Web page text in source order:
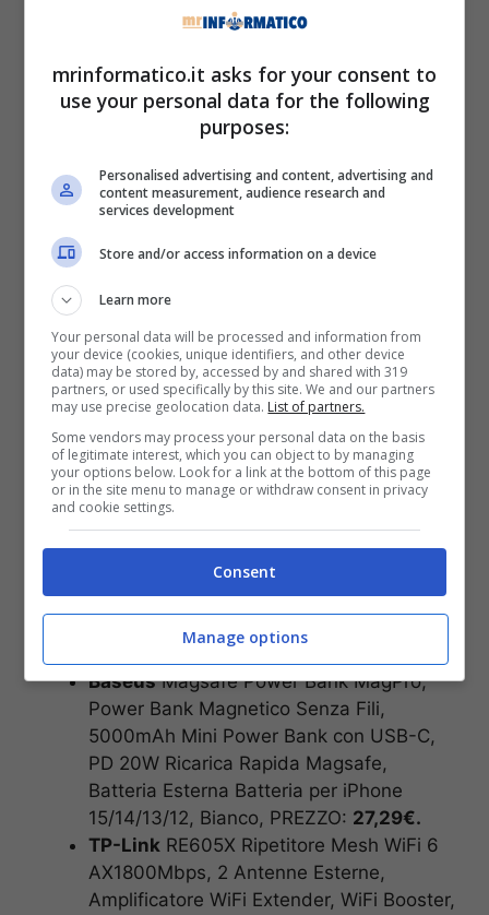
Cifre quelle di Amazon chetoccano il minimo
storico, quindi se avete anche in mente di fare
regalo o pensierino, vale la pena dare
Altri prodotti scontati
Amazon non presenta
smartphonedi ultima generazione, ma tanti
prodotti che il sito inserisce nelle
“offerte di
marzo”.
C’è una lista ben precisa, da cuffie comode per
ascoltare la propria musica preferita, fino a
televisioni con prezzi super scontati:
BL TUNE720BT Cuffie Over-Ear
Bluetooth Wireless, Pieghevoli e Leggere,
Microfono e Comandi su Padiglione con
Voice Aware, JBL Pure Bass,
Connessione Multipoint, fino a 76 ore di
BaseusMagsafe Power Bank MagPro,
Power Bank Magnetico Senza Fili,
5000mAh Mini Power Bank con USB-C,
PD 20W Ricarica Rapida Magsafe,
Batteria Esterna Batteria per iPhone
15/14/13/12, Bianco, PREZZO: 27,29€.
TP-Link RE605X Ripetitore Mesh WiFi 6
AX1800Mbps, 2 Antenne Esterne,
Amplificatore WiFi Extender, WiFi Booster,
mrinformatico.it asks for your consent to
use your personal data for the following
purposes:
Personalised advertising and content, advertising and
content measurement, audience research and
services development
Store and/or access information on a device
Learn more
Your personal data will be processed and information from
your device (cookies, unique identifiers, and other device
data) may be stored by, accessed by and shared with 319
partners, or used specifically by this site. We and our partners
may use precise geolocation data. List of partners.
Some vendors may process your personal data on the basis
of legitimate interest, which you can object to by managing
your options below. Look for a link at the bottom of this page
or in the site menu to manage or withdraw consent in privacy
and cookie settings.
Consent
Manage options